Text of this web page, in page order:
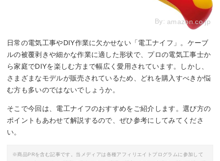
By: amazon.co.jp
日常の電気工事やDIY作業に欠かせない「電工ナイフ」。ケーブ
ルの被覆剥きや細かな作業に適した形状で、プロの電気工事士か
ら家庭でDIYを楽しむ方まで幅広く愛用されています。しかし、
さまざまなモデルが販売されているため、どれを購入すべきか悩
む方も多いのではないでしょうか。
そこで今回は、電工ナイフのおすすめをご紹介します。選び方の
ポイントもあわせて解説するので、ぜひ参考にしてみてくださ
い。
※商品PRを含む記事です。当メディアは各種アフィリエイトプログラムに参加して